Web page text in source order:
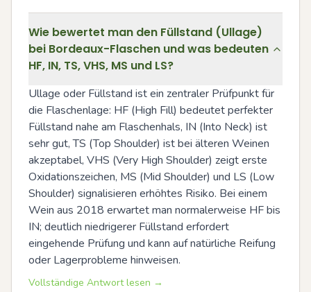
Wie bewertet man den Füllstand (Ullage)
bei Bordeaux-Flaschen und was bedeuten
HF, IN, TS, VHS, MS und LS?
Ullage oder Füllstand ist ein zentraler Prüfpunkt für
die Flaschenlage: HF (High Fill) bedeutet perfekter
Füllstand nahe am Flaschenhals, IN (Into Neck) ist
sehr gut, TS (Top Shoulder) ist bei älteren Weinen
akzeptabel, VHS (Very High Shoulder) zeigt erste
Oxidationszeichen, MS (Mid Shoulder) und LS (Low
Shoulder) signalisieren erhöhtes Risiko. Bei einem
Wein aus 2018 erwartet man normalerweise HF bis
IN; deutlich niedrigerer Füllstand erfordert
eingehende Prüfung und kann auf natürliche Reifung
oder Lagerprobleme hinweisen.
Vollständige Antwort lesen →